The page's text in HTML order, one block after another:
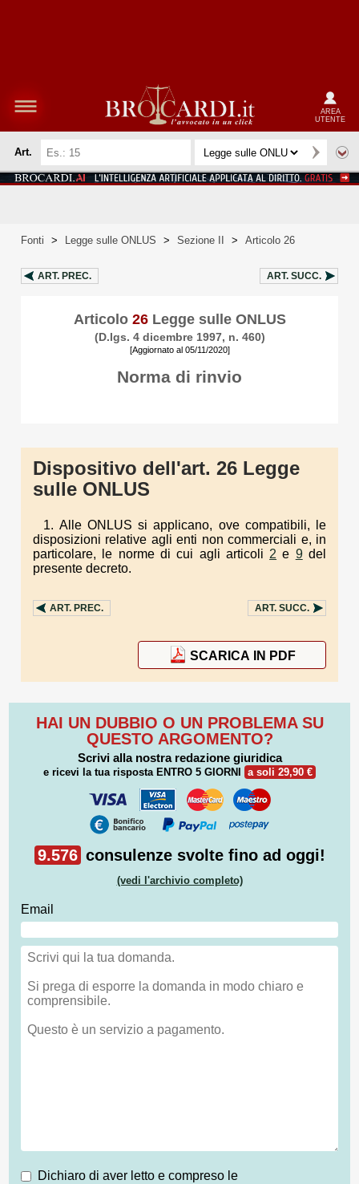
AREA
UTENTE
Art.
Fonti > Legge sulle ONLUS > Sezione II > Articolo 26
ART. PREC. ART. SUCC.
Articolo 26Legge sulle ONLUS
(D.lgs. 4 dicembre 1997, n. 460)
[Aggiornato al 05/11/2020]
Norma di rinvio
Dispositivo dell'art. 26 Legge
sulle ONLUS
1. Alle ONLUS si applicano, ove compatibili, le
disposizioni relative agli enti non commerciali e, in
particolare, le norme di cui agli articoli 2 e 9del
presente decreto.
ART. PREC. ART. SUCC.
SCARICA IN PDF
HAI UN DUBBIO O UN PROBLEMA SU
QUESTO ARGOMENTO?
Scrivi alla nostra redazione giuridica
e ricevi la tua risposta ENTRO 5 GIORNI a soli 29,90 €
9.576 consulenze svolte fino ad oggi!
(vedi l'archivio completo)
Email
Dichiaro di aver letto e compreso le